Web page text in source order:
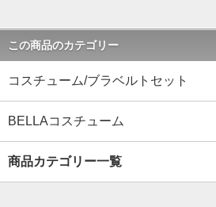
この商品のカテゴリー
コスチューム/ブラベルトセット
BELLAコスチューム
商品カテゴリー一覧